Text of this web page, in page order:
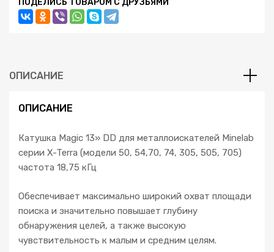
т
в
а
ш
а
M
a
i
c
1
3
ПОДЕЛИСЬ ТОВАРОМ С ДРУЗЬЯМИ
ОПИСАНИЕ
ОПИСАНИЕ
Катушка Magic 13» DD для металлоискателей Minelab
серии X-Terra (модели 50, 54,70, 74, 305, 505, 705)
частота 18,75 кГц
Обеспечивает максимально широкий охват площади
поиска и значительно повышает глубину
обнаружения целей, а также высокую
чувствительность к малым и средним целям.